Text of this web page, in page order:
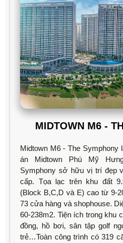
MIDTOWN M6 -
Midtown M6 - The Symphony
án Midtown Phú Mỹ
Symphony sở hữu vị trí đẹp
cấp. Tọa lạc trên khu đất
(Block B,C,D và E) cao từ 9-
73 cửa hàng và shophouse.
60-238m2. Tiện ích trong khu
đồng, hồ bơi, sân tập golf
trẻ…Toàn công trình có 319